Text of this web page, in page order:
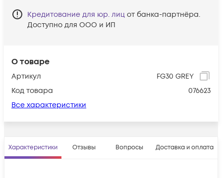
О товаре
Артикул
FG30 GREY
Код товара
076623
Все характеристики
Кредитование для юр. лиц от банка-партнёра.
Доступно для ООО и ИП
Характеристики Отзывы Вопросы Доставка и оплата